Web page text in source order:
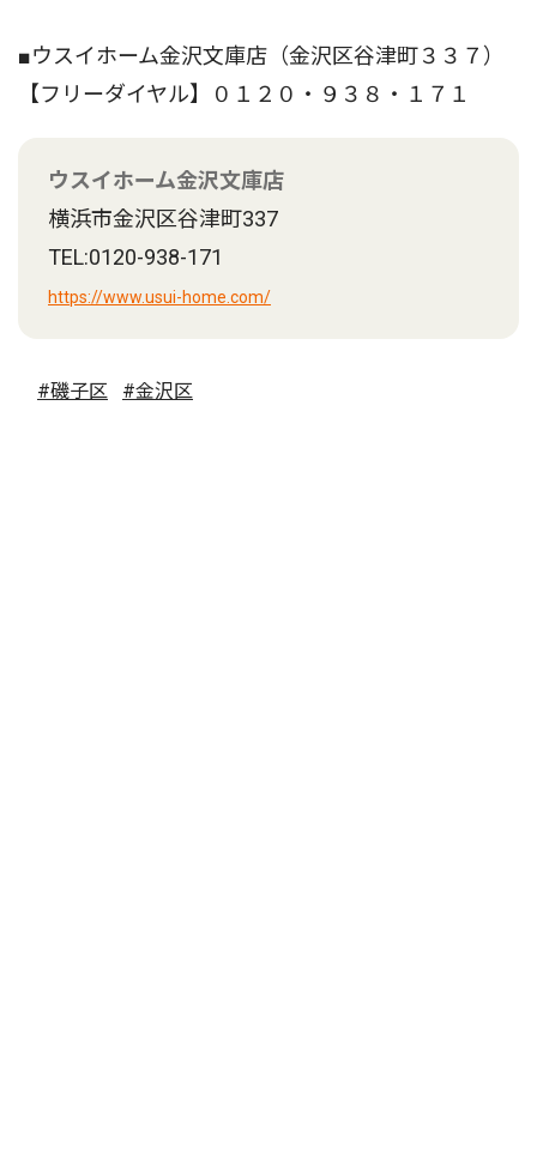
■ウスイホーム金沢文庫店（金沢区谷津町３３７）
【フリーダイヤル】０１２０・９３８・１７１
ウスイホーム金沢文庫店
横浜市金沢区谷津町337
TEL:0120-938-171
https://www.usui-home.com/
#磯子区 #金沢区